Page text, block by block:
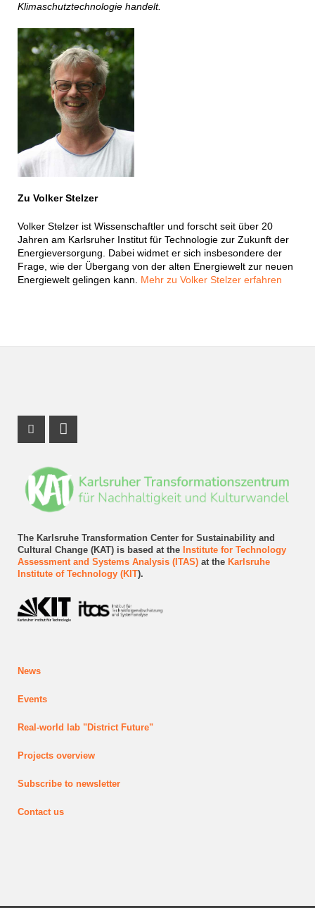
Klimaschutztechnologie handelt.
Zu Volker Stelzer
Volker Stelzer ist Wissenschaftler und forscht seit über 20
Jahren am Karlsruher Institut für Technologie zur Zukunft der
Energieversorgung. Dabei widmet er sich insbesondere der
Frage, wie der Übergang von der alten Energiewelt zur neuen
Energiewelt gelingen kann. Mehr zu Volker Stelzer erfahren
The Karlsruhe Transformation Center for Sustainability and
Cultural Change (KAT) is based at the Institute for Technology
Assessment and Systems Analysis (ITAS)at the Karlsruhe
Institute of Technology (KIT).
News
Events
Real-world lab "District Future"
Projectsoverview
Subscribe to newsletter
Contact us
Instagram Profile
LinkedIn Profile